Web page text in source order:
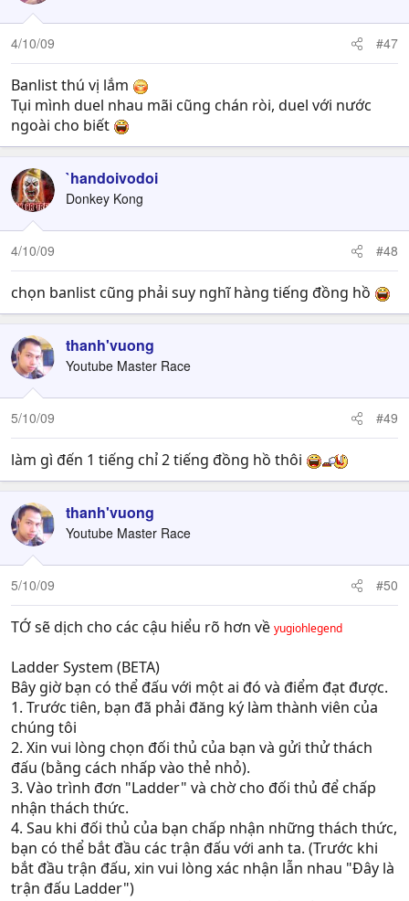
4/10/09 #47
Banlist thú vị lắm
Tụi mình duel nhau mãi cũng chán ròi, duel với nước
ngoài cho biết
`handoivodoi
Donkey Kong
4/10/09 #48
chọn banlist cũng phải suy nghĩ hàng tiếng đồng hồ
thanh'vuong
Youtube Master Race
5/10/09 #49
làm gì đến 1 tiếng chỉ 2 tiếng đồng hồ thôi
thanh'vuong
Youtube Master Race
5/10/09 #50
TỚ sẽ dịch cho các cậu hiểu rõ hơn về yugiohlegend
Ladder System (BETA)
Bây giờ bạn có thể đấu với một ai đó và điểm đạt được.
1. Trước tiên, bạn đã phải đăng ký làm thành viên của
chúng tôi
2. Xin vui lòng chọn đối thủ của bạn và gửi thử thách
đấu (bằng cách nhấp vào thẻ nhỏ).
3. Vào trình đơn "Ladder" và chờ cho đối thủ để chấp
nhận thách thức.
4. Sau khi đối thủ của bạn chấp nhận những thách thức,
bạn có thể bắt đầu các trận đấu với anh ta. (Trước khi
bắt đầu trận đấu, xin vui lòng xác nhận lẫn nhau "Đây là
trận đấu Ladder")